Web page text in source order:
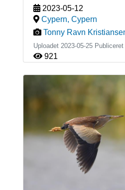
2023-05-12
Cypern, Cypern
Tonny Ravn
Uploadet 2023-05-25 Publiceret
921